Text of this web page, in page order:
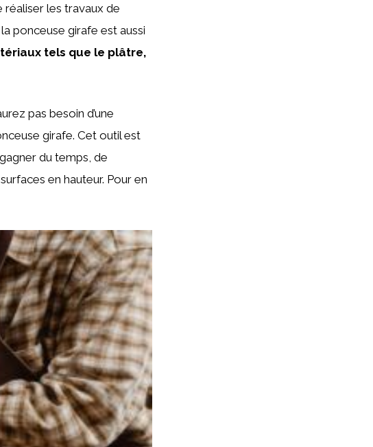
réaliser les travaux de
ponceuse girafe est aussi
tels que le plâtre,
pas besoin d’une
girafe. Cet outil est
du temps, de
en hauteur. Pour en